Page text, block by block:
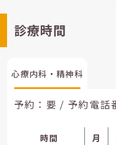
診療時間
心療内科・精神科
予約：要 / 予約電話
時間 月